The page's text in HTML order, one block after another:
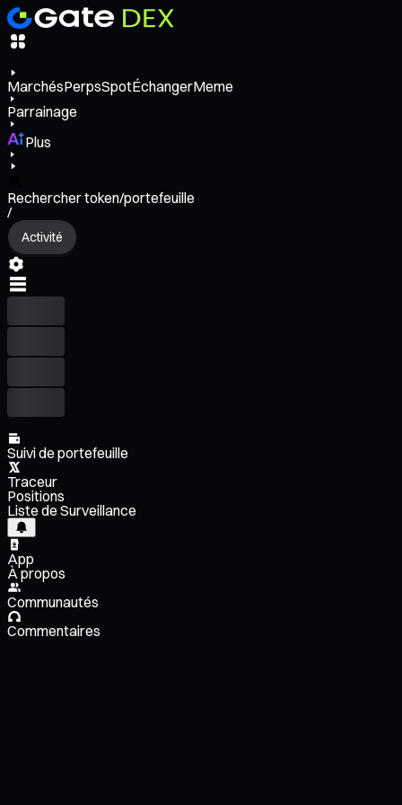
MarchésPerpsSpotÉchangerMeme
Parrainage
Plus
Rechercher token/portefeuille
/
Activité
Suivi de portefeuille
Traceur
Positions
Liste de Surveillance
App
À propos
Communautés
Commentaires